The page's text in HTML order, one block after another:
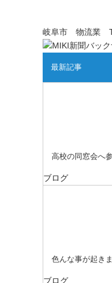
岐阜市 物流業
最新記事
高校の同窓会へ
ブログ
色んな事が起き
ブログ